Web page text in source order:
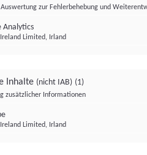
zur Fehlerbehebung und
Analytics
Limited, Irland
Inhalte (nicht IAB) (1)
zusätzlicher Informationen
Limited, Irland